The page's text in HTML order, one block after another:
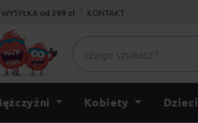
od 299 zł KONTAKT
Kobiety Dzieci